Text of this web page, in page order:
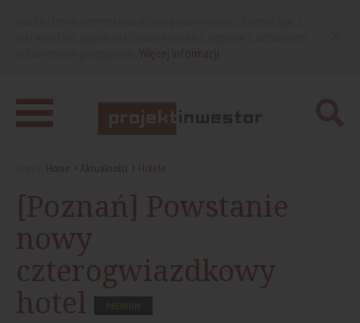
Home Aktualności Hotele
[Poznań] Powstanie
nowy
czterogwiazdkowy
hotel